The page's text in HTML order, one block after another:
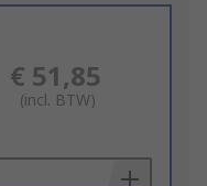
€ 51,85
(incl. BTW)